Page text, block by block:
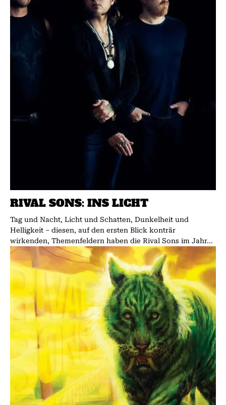
RIVAL SONS: INS LICHT
Tag und Nacht, Licht und Schatten, Dunkelheit und
Helligkeit – diesen, auf den ersten Blick konträr
wirkenden, Themenfeldern haben die Rival Sons im Jahr...